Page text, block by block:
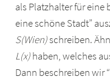
als Platzhalter für eine
eine schöne Stadt”
S(Wien)schreiben.
L(x)haben, welches
Dann beschreiben wir